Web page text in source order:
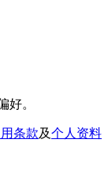
好。
条款及个人资料